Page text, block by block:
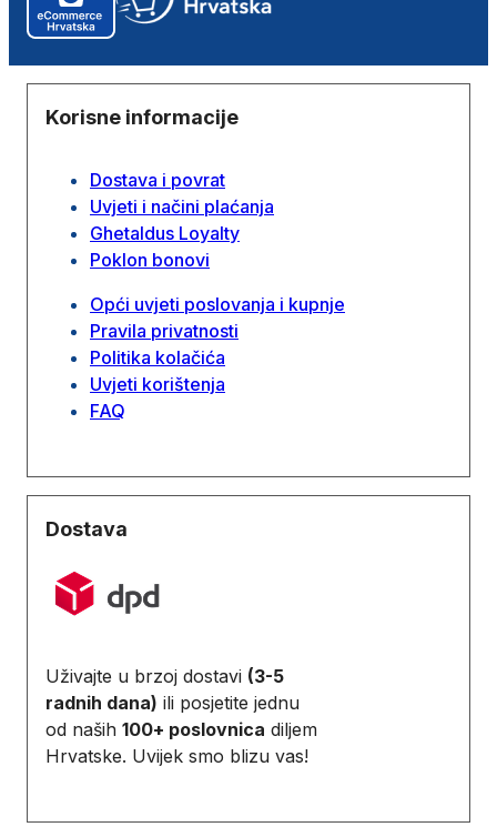
Korisne informacije
Dostava i povrat
Uvjeti i načini plaćanja
Ghetaldus Loyalty
Poklon bonovi
Opći uvjeti poslovanja i kupnje
Pravila privatnosti
Politika kolačića
Uvjeti korištenja
FAQ
Dostava
Uživajte u brzoj dostavi (3-5
radnih dana) ili posjetite jednu
od naših 100+ poslovnica diljem
Hrvatske. Uvijek smo blizu vas!